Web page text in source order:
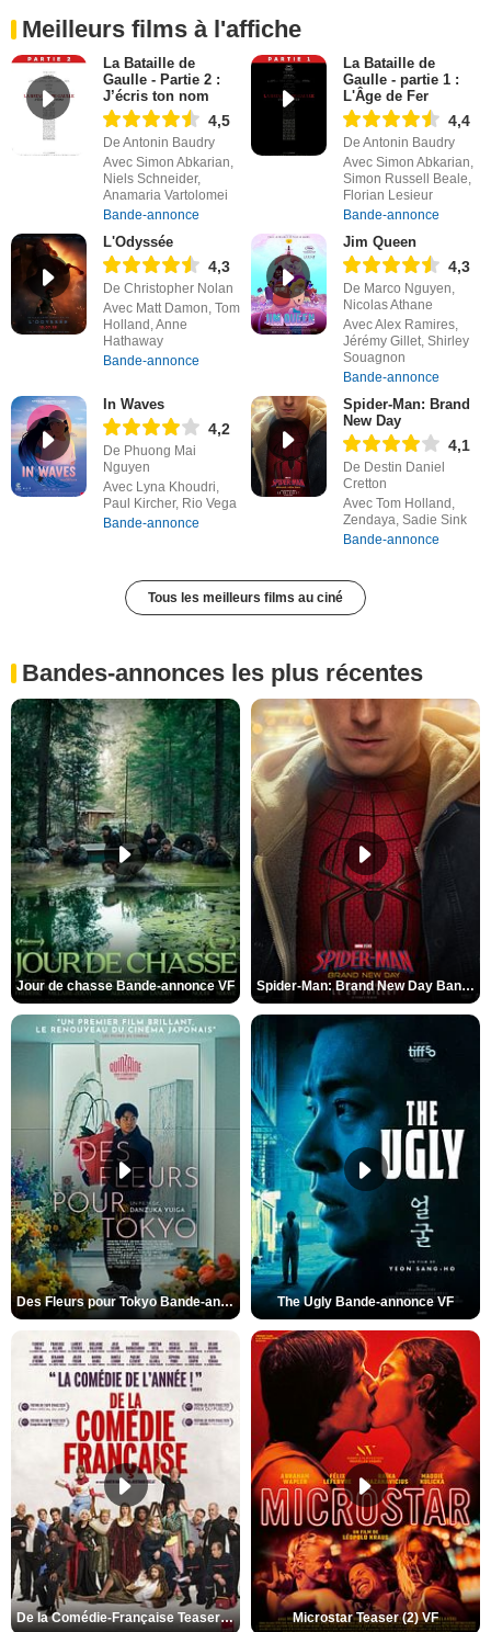
Meilleurs films à l'affiche
La Bataille de
Gaulle - Partie 2 :
J’écris ton nom
4,5
De Antonin Baudry
Avec Simon Abkarian,
Niels Schneider,
Anamaria Vartolomei
Bande-annonce
La Bataille de
Gaulle - partie 1 :
L'Âge de Fer
4,4
De Antonin Baudry
Avec Simon Abkarian,
Simon Russell Beale,
Florian Lesieur
Bande-annonce
L'Odyssée
4,3
De Christopher Nolan
Avec Matt Damon, Tom
Holland, Anne
Hathaway
Bande-annonce
Jim Queen
4,3
De Marco Nguyen,
Nicolas Athane
Avec Alex Ramires,
Jérémy Gillet, Shirley
Souagnon
Bande-annonce
In Waves
4,2
De Phuong Mai
Nguyen
Avec Lyna Khoudri,
Paul Kircher, Rio Vega
Bande-annonce
Spider-Man: Brand
New Day
4,1
De Destin Daniel
Cretton
Avec Tom Holland,
Zendaya, Sadie Sink
Bande-annonce
Tous les meilleurs films au ciné
Bandes-annonces les plus récentes
Jour de chasse Bande-annonce VF Spider-Man: Brand New Day Bande-annonce (3) VO STFR
Des Fleurs pour Tokyo Bande-annonce VO STFR The Ugly Bande-annonce VF
De la Comédie-Française Teaser (3) VF Microstar Teaser (2) VF